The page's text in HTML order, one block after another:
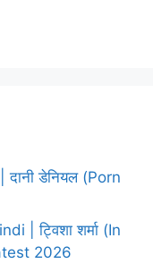
डेनियल (Porn
| ट्विशा शर्मा (In
2026